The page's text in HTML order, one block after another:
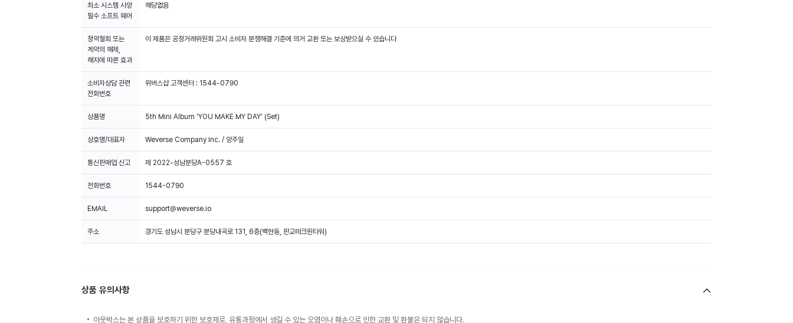
최소 시스템 사양
필수 소프트 웨어
해당없음
청약철회 또는
계약의 해제,
해지에 따른 효과
이 제품은 공정거래위원회 고시 소비자 분쟁해결 기준에 의거 교환 또는 보상받으실 수 있습니다
소비자상담 관련
전화번호
위버스샵 고객센터 : 1544-0790
상품명 5th Mini Album 'YOU MAKE MY DAY' (Set)
상호명/대표자 Weverse Company Inc. / 양주일
통신판매업 신고 제 2022-성남분당A-0557 호
전화번호 1544-0790
EMAIL support@weverse.io
주소 경기도 성남시 분당구 분당내곡로 131, 6층(백현동, 판교테크원타워)
상품 유의사항
아웃박스는 본 상품을 보호하기 위한 보호제로, 유통과정에서 생길 수 있는 오염이나 훼손으로 인한 교환 및 환불은 되지 않습니다.